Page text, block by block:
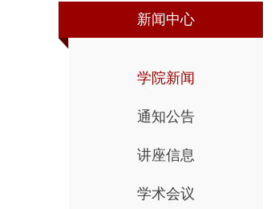
新闻中心
学院新闻
通知公告
讲座信息
学术会议